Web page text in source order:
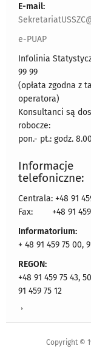
E-mail:
e-PUAP
Infolinia
99 99
(opłata zgodna z
operatora)
Konsultanci są
robocze:
pon.- pt.: godz.
Informacje
telefoniczne:
Centrala: +48 91
Fax:
+48 91
Informatorium:
+ 48 91 459 75 00,
REGON:
+48 91 459 75 43,
91 459 75 12
Copyright ©